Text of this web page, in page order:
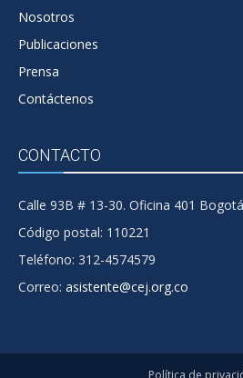
Nosotros
Publicaciones
Prensa
Contáctenos
CONTACTO
Calle 93B # 13-30. Oficina 401
Código postal: 110221
Teléfono: 312-4574579
Correo: asistente@cej.org.co